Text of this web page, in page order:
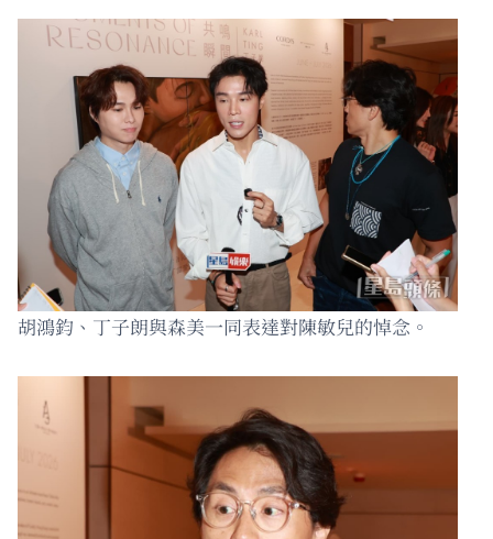
胡鴻鈞、丁子朗與森美一同表達對陳敏兒的悼念。